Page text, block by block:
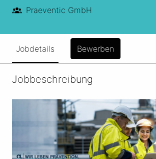
Praeventic GmbH
Jobdetails Bewerben
Jobbeschreibung